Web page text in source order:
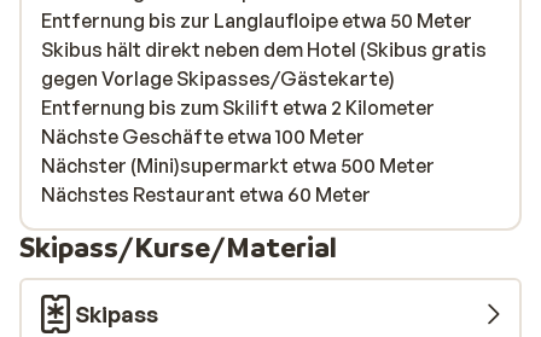
Entfernung bis zur Langlaufloipe etwa 50 Meter
Skibus hält direkt neben dem Hotel (Skibus gratis
gegen Vorlage Skipasses/Gästekarte)
Entfernung bis zum Skilift etwa 2 Kilometer
Nächste Geschäfte etwa 100 Meter
Nächster (Mini)supermarkt etwa 500 Meter
Nächstes Restaurant etwa 60 Meter
Skipass/Kurse/Material
Skipass